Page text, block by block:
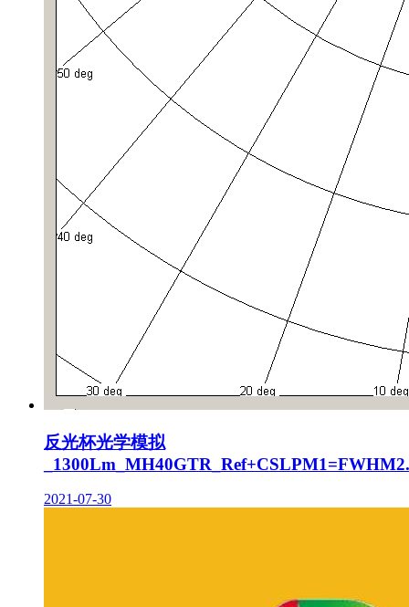
反光杯光学模拟
2021-07-30